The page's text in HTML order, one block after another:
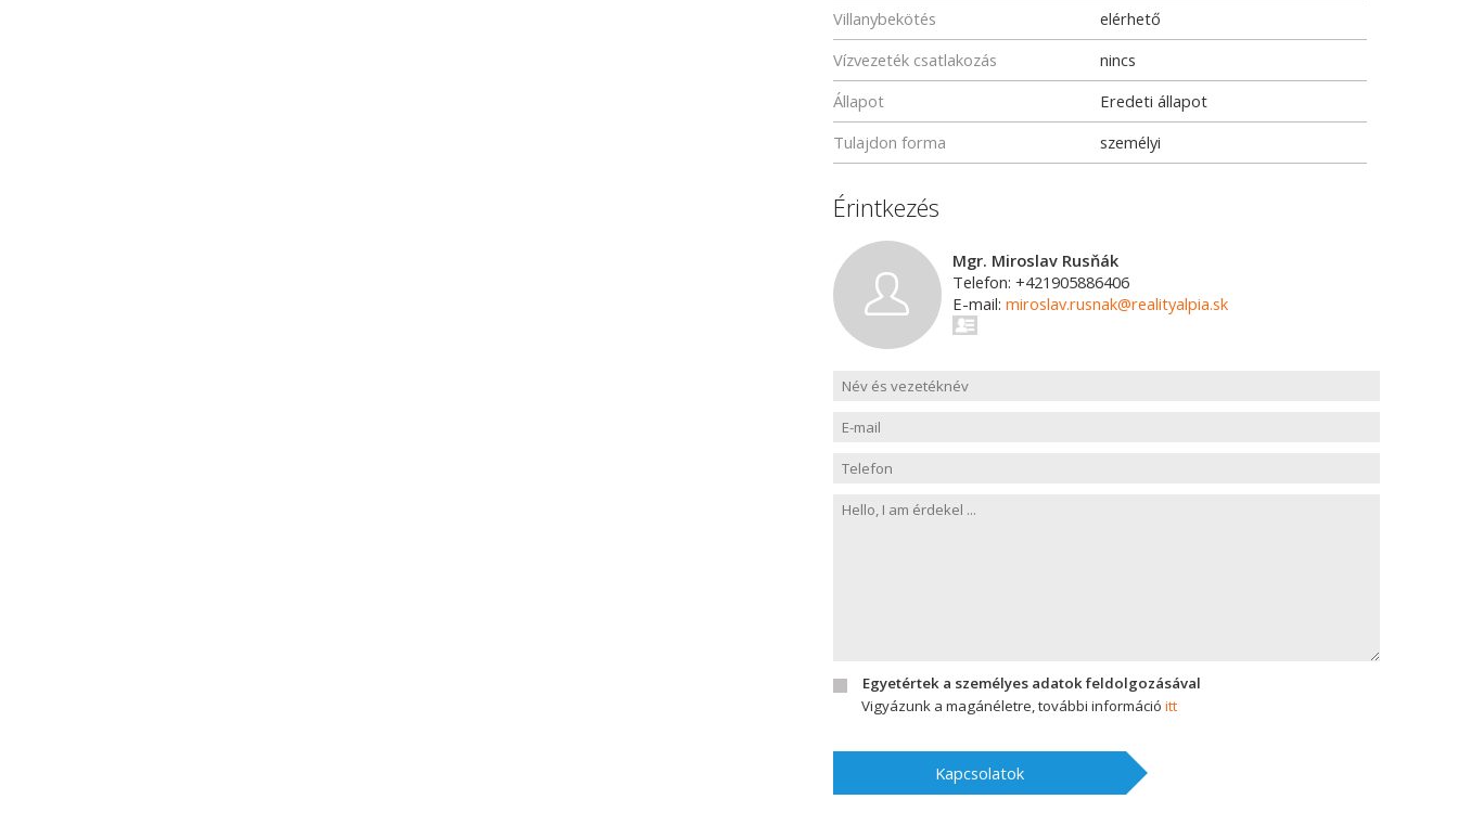
Villanybekötés
elérhető
Vízvezeték csatlakozás
nincs
Állapot
Eredeti állapot
Tulajdon forma
személyi
Érintkezés
Mgr. Miroslav Rusňák
Telefon: +421905886406
E-mail: miroslav.rusnak@realityalpia.sk
Egyetértek a személyes adatok feldolgozásával
Vigyázunk a magánéletre, további információ itt
Kapcsolatok